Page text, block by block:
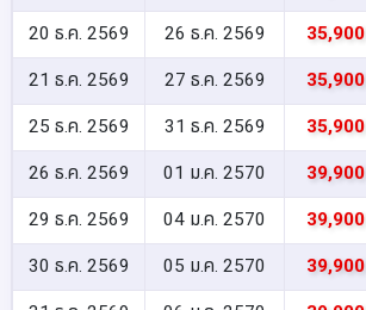
20 ธ.ค. 2569 26 ธ.ค. 2569 35,900
21 ธ.ค. 2569 27 ธ.ค. 2569 35,900
25 ธ.ค. 2569 31 ธ.ค. 2569 35,900
26 ธ.ค. 2569 01 ม.ค. 2570 39,900
29 ธ.ค. 2569 04 ม.ค. 2570 39,900
30 ธ.ค. 2569 05 ม.ค. 2570 39,900